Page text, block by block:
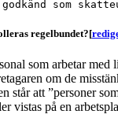
regelbundet?[
som arbetar
om de
att ”personer
vistas på en